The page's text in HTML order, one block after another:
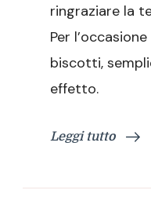
ringraziare la
Per
biscotti,
effetto.
Leggi tutto